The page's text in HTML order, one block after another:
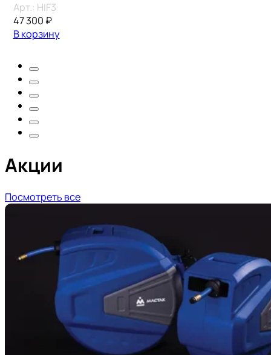
Арт.: HIF3
47 300 ₽
В корзину
Акции
Посмотреть все